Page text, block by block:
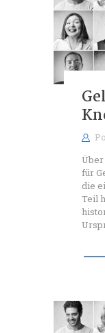
für
die
Teil